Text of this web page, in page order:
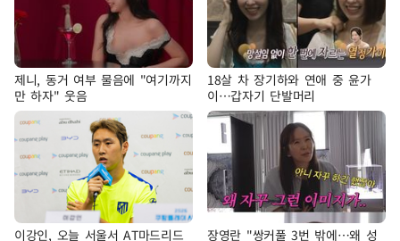
제니, 동거 여부 물음에 "여기까지
만 하자" 웃음
18살 차 장기하와 연애 중 윤가
이…갑자기 단발머리
이강인, 오늘 서울서 AT마드리드 장영란 "쌍커풀 3번 밖에…왜 성